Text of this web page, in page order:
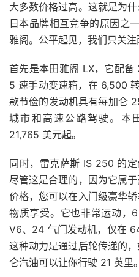
大多数价格过高。这就是为
日本品牌相互竞争的原因
雅阁。公平起见，我们只关注
首先是本田雅阁 LX，它配
5 速手动变速箱，在 6,500
款节俭的发动机具有每加仑
城市和高速公路驾驶。本
21,765 美元起。
同时，雷克萨斯 IS 250 的定
尽管这是合理的，因为它属
价格，您可以在入门级豪华
物质享受。它也非常运动，
V6、24 气门发动机，仅在
这种动力是通过后轮传递的
仑汽油可以让你行驶 21 英里。